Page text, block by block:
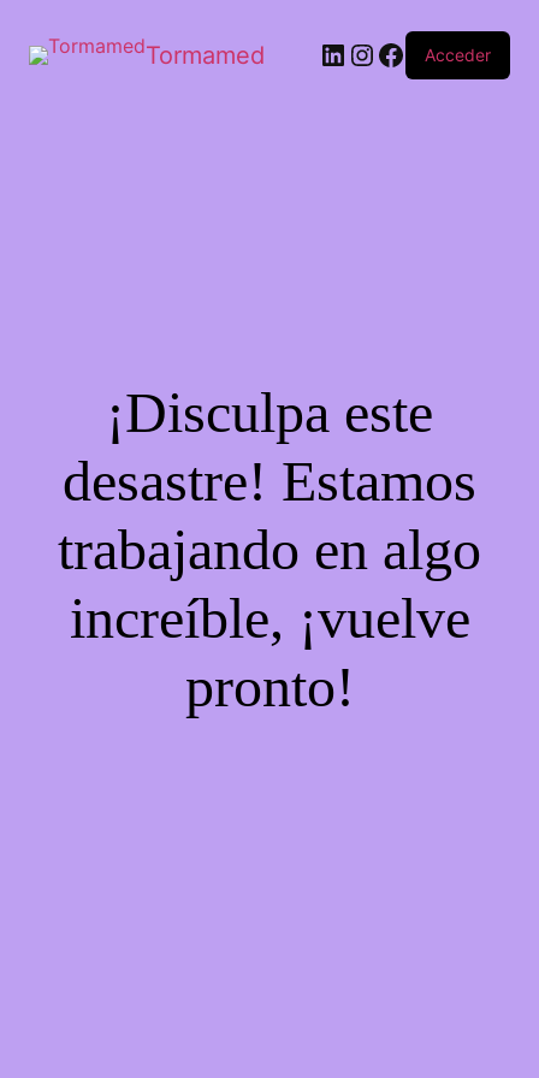
Tormamed Acceder
¡Disculpa este
desastre! Estamos
trabajando en algo
increíble, ¡vuelve
pronto!